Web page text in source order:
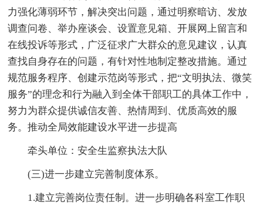
力强化薄弱环节，解决突出问题，通过明察暗访、发放
调查问卷、举办座谈会、设置意见箱、开展网上留言和
在线投诉等形式，广泛征求广大群众的意见建议，认真
查找自身存在的问题，有针对性地制定整改措施。通过
规范服务程序、创建示范岗等形式，把“文明执法、微笑
服务”的理念和行为融入到全体干部职工的具体工作中，
努力为群众提供诚信友善、热情周到、优质高效的服
务。推动全局效能建设水平进一步提高
牵头单位：安全生监察执法大队
(三)进一步建立完善制度体系。
1.建立完善岗位责任制。进一步明确各科室工作职